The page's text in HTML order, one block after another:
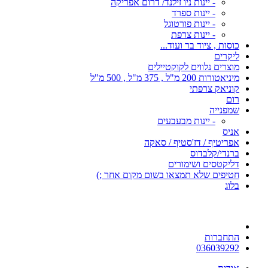
- יינות ניו זילנד/ דרום אפריקה
- יינות ספרד
- יינות פורטוגל
- יינות צרפת
כוסות , ציוד בר ועוד...
ליקרים
מוצרים נלווים לקוקטיילים
מיניאטורות 200 מ"ל , 375 מ"ל , 500 מ"ל
קוניאק צרפתי
רום
שמפנייה
- יינות מבעבעים
אניס
אפריטיף / דז'סטיף / סאקה
ברנדי/קלבדוס
דליקטסים ושימורים
חטיפים שלא תמצאו בשום מקום אחר ;)
בלוג
התחברות
036039292